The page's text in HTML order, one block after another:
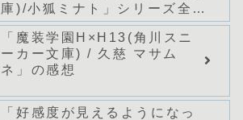
庫)/小狐ミナト」シリーズ全巻
のあらすじ・感想
「魔装学園H×H13(角川スニ
ーカー文庫) / 久慈 マサム
ネ」の感想
「好感度が見えるようになっ